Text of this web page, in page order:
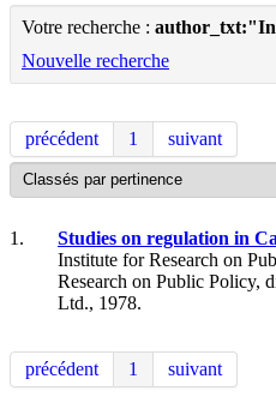
Votre recherche :
Nouvelle recherche
précédent 1 suivant
1. Studies on regulation in
Institute for Research on
Research on Public Policy,
Ltd., 1978.
précédent 1 suivant